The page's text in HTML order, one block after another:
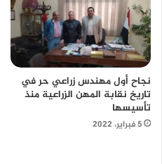
نجاح أول مهندس زراعي حر في
تاريخ نقابة المهن الزراعية منذ
تأسيسها
5 فبراير، 2022